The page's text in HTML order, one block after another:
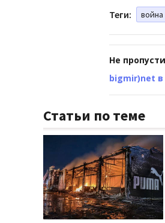
Теги: война
Не
bigmir)net
Статьи по теме